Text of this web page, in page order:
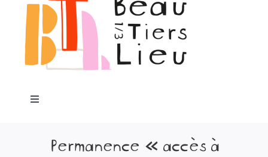
contenu
Toggle
Permanence « accès à